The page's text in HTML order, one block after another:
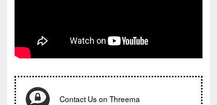
Contact Us on Threema